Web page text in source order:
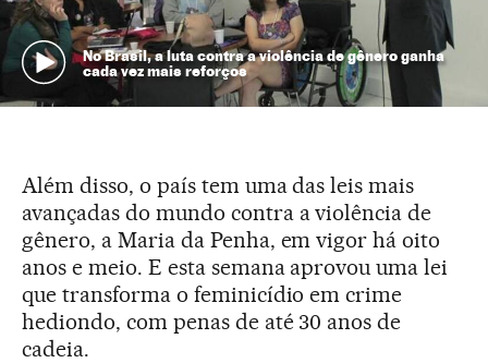
No Brasil, a luta contra a violência de gênero ganha
cada vez mais reforços
Além disso, o país tem uma das leis mais
avançadas do mundo contra a violência de
gênero, a Maria da Penha, em vigor há oito
anos e meio. E esta semana aprovou uma lei
que transforma o feminicídio em crime
hediondo, com penas de até 30 anos de
cadeia.